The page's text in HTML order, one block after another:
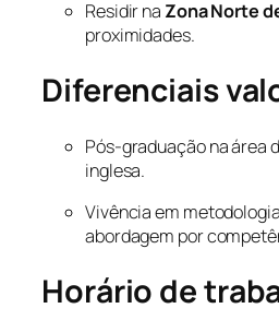
Residir na Zona Norte
proximidades.
Diferenciais
Pós-graduação na área
inglesa.
Vivência em
abordagem por
Horário de